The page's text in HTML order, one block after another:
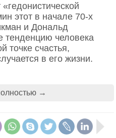
этот в начале 70‑х
и Дональд
тенденцию человека
точке счастья,
в его жизни.
выигравшие в
не выигрывал.
они узнали о своём
был гораздо выше
→